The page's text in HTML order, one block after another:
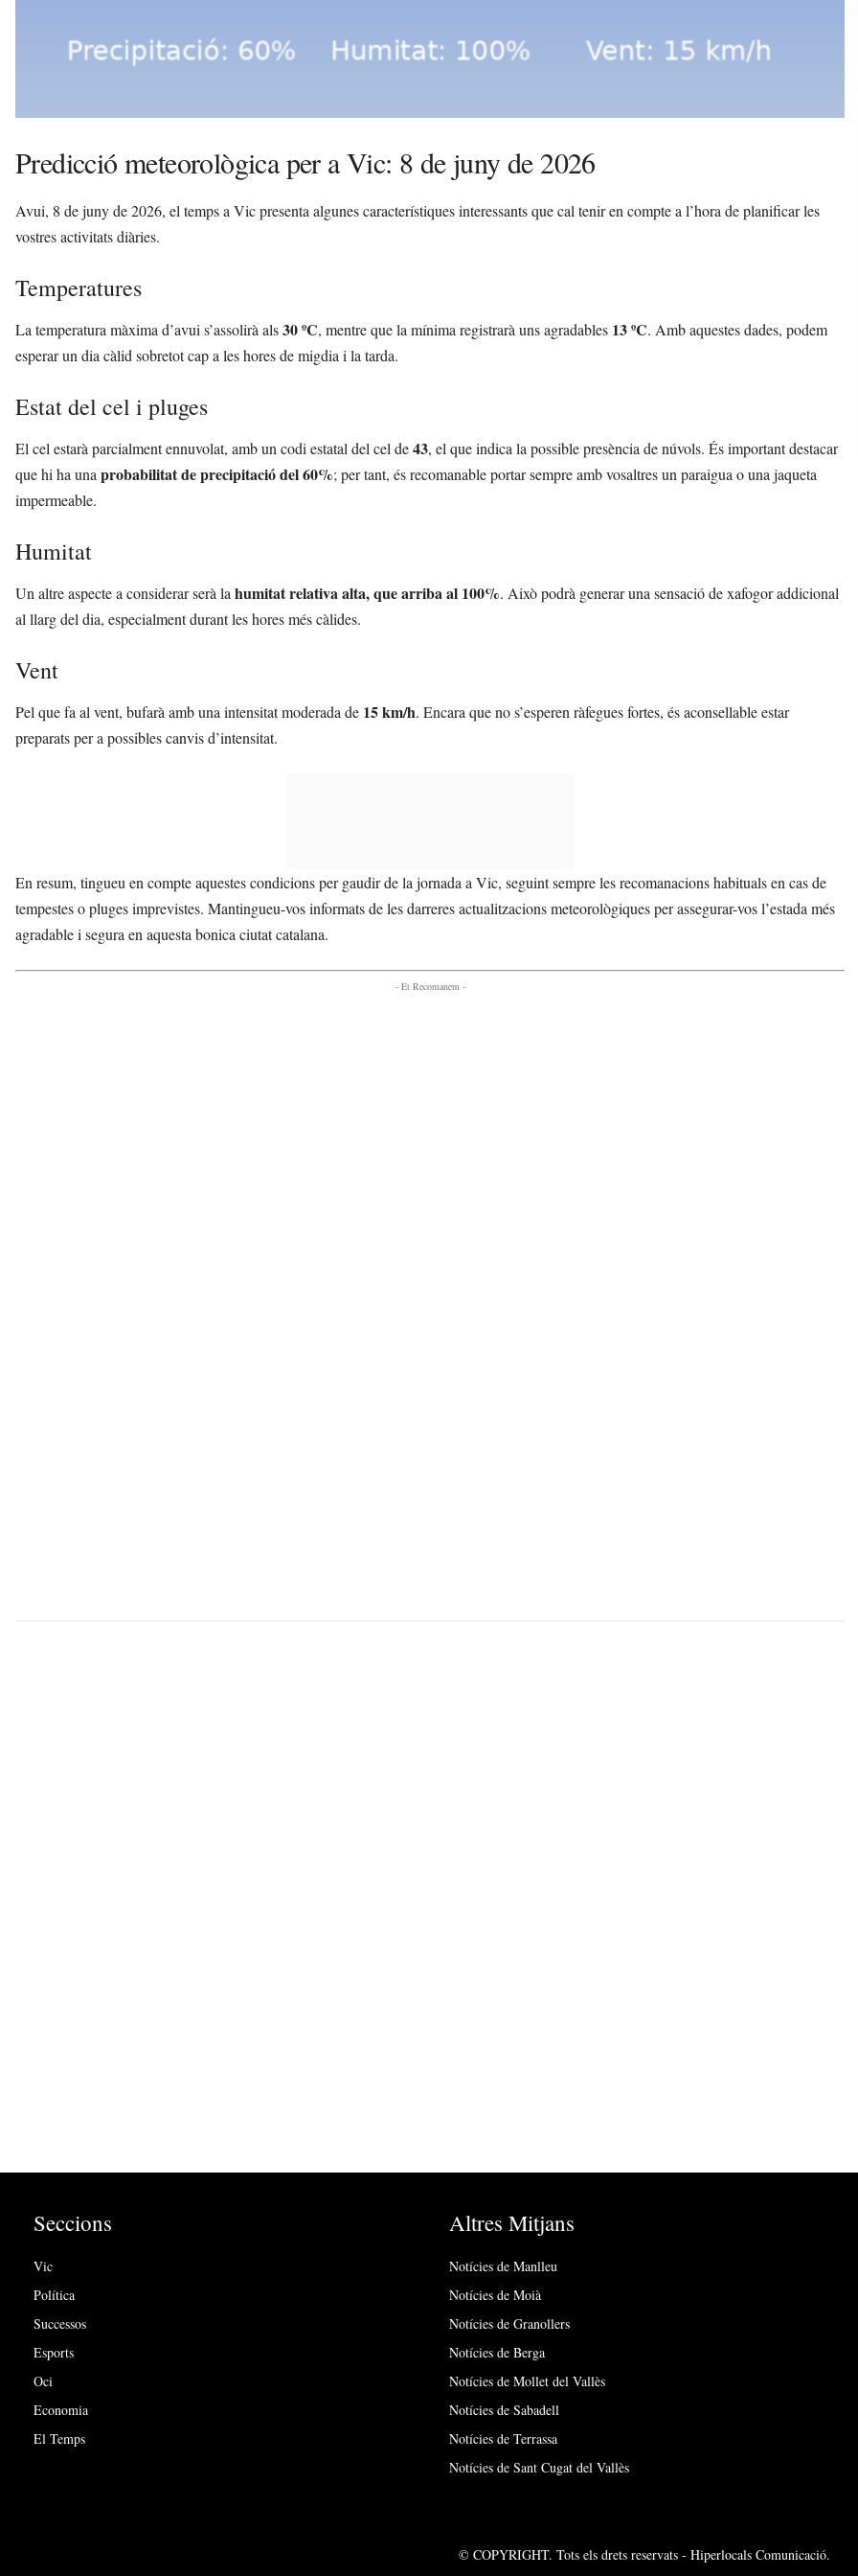
Predicció meteorològica per a Vic: 8 de juny de 2026
Avui, 8 de juny de 2026, el temps a Vic presenta algunes característiques interessants que cal tenir en compte a l’hora de planificar les
vostres activitats diàries.
Temperatures
La temperatura màxima d’avui s’assolirà als30 ºC, mentre que la mínima registrarà uns agradables 13 ºC. Amb aquestes dades, podem
esperar un dia càlid sobretot cap a les hores de migdia i la tarda.
Estat del cel i pluges
El cel estarà parcialment ennuvolat, amb un codi estatal del cel de43, el que indica la possible presència de núvols. És important destacar
que hi ha una probabilitat de precipitació del 60%; per tant, és recomanable portar sempre amb vosaltres un paraigua o una jaqueta
impermeable.
Humitat
Un altre aspecte a considerar serà la humitat relativa alta, que arriba al 100%. Això podrà generar una sensació de xafogor addicional
al llarg del dia, especialment durant les hores més càlides.
Vent
Pel que fa al vent, bufarà amb una intensitat moderada de 15 km/h. Encara que no s’esperen ràfegues fortes, és aconsellable estar
preparats per a possibles canvis d’intensitat.
En resum, tingueu en compte aquestes condicions per gaudir de la jornada a Vic, seguint sempre les recomanacions habituals en cas de
tempestes o pluges imprevistes. Mantingueu-vos informats de les darreres actualitzacions meteorològiques per assegurar-vos l’estada més
agradable i segura en aquesta bonica ciutat catalana.
- Et Recomanem -
Seccions
Vic
Política
Successos
Esports
Oci
Economia
El Temps
Altres Mitjans
Notícies de Manlleu
Notícies de Moià
Notícies de Granollers
Notícies de Berga
Notícies de Mollet del Vallès
Notícies de Sabadell
Notícies de Terrassa
Notícies de Sant Cugat del Vallès
© COPYRIGHT. Tots els drets reservats - Hiperlocals Comunicació.